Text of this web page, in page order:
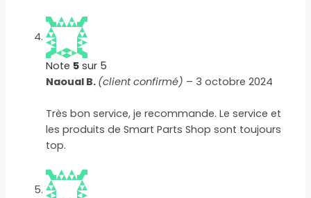
Note 5 sur 5
Naoual B. (client confirmé) – 3 octobre 2024
Très bon service, je recommande. Le service et
les produits de Smart Parts Shop sont toujours
top.